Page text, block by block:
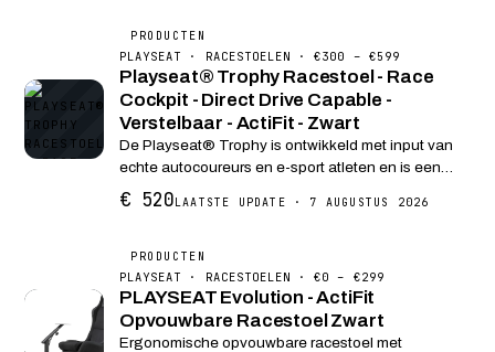
sim-racers die willen genieten van een realistische
racingervaring.
PRODUCTEN
PLAYSEAT · RACESTOELEN · €300 – €599
Playseat® Trophy Racestoel - Race
Cockpit - Direct Drive Capable -
Verstelbaar - ActiFit - Zwart
De Playseat® Trophy is ontwikkeld met input van
echte autocoureurs en e-sport atleten en is een
baanbrekend stukje techniek. De Playseat®
Trophy is gemaakt op basis van meer dan 20 jaar
€ 520LAATSTE UPDATE · 7 AUGUSTUS 2026
PRODUCTEN
PLAYSEAT · RACESTOELEN · €0 – €299
PLAYSEAT Evolution - ActiFit
Opvouwbare Racestoel Zwart
Ergonomische opvouwbare racestoel met